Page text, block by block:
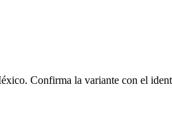
Confirma la variante con el